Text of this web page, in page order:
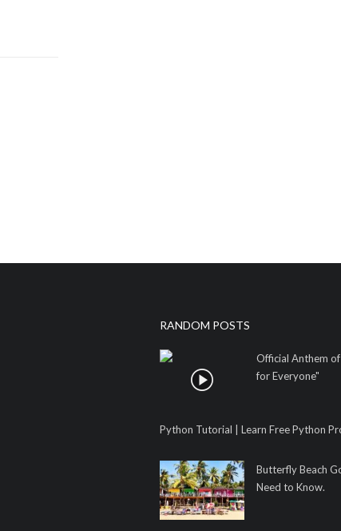
RANDOM POSTS
Official Anthem
for Everyone"
Python Tutorial | Learn Free Python
Butterfly Beach
Need to Know.